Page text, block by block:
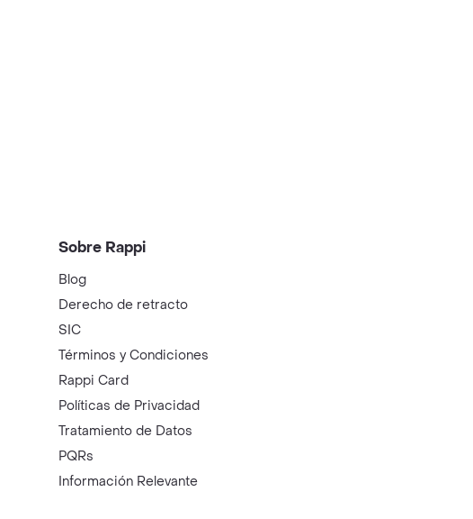
Sobre Rappi
Blog
Derecho de retracto
SIC
Términos y Condiciones
Rappi Card
Políticas de Privacidad
Tratamiento de Datos
PQRs
Información Relevante